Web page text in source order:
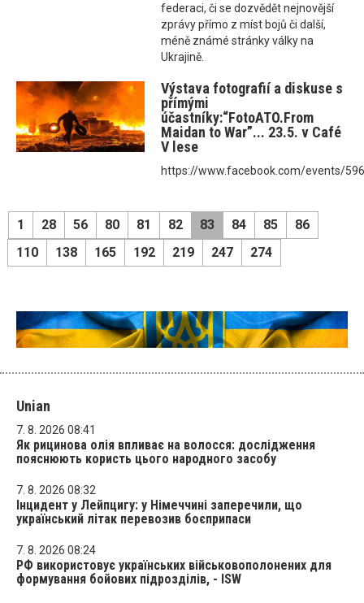
federaci, či se dozvědět nejnovější
zprávy přímo z míst bojů či další,
méně známé stránky války na
Ukrajině.
Výstava fotografií a diskuse s
přímými
účastníky:“FotoATO.From
Maidan to War”... 23.5. v Café
V lese
https://www.facebook.com/events/
1 28 56 80 81 82 83 84 85
86
110
138 165 192 219 247 274
Unian
7. 8. 2026 08:41
Як рицинова олія впливає на волосся: дослідження
пояснюють користь цього народного засобу
7. 8. 2026 08:32
Інцидент у Лейпцигу: у Німеччині заперечили, що
український літак перевозив боєприпаси
7. 8. 2026 08:24
РФ використовує українських військовополонених для
формування бойових підрозділів, - ISW